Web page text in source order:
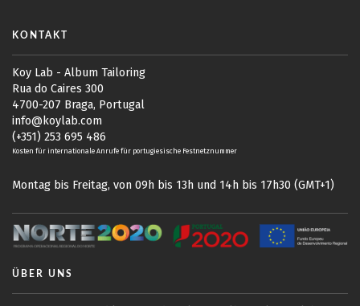
KONTAKT
Koy Lab - Album Tailoring
Rua do Caires 300
4700-207 Braga, Portugal
info@koylab.com
(+351) 253 695 486
Kosten für internationale Anrufe für portugiesische Festnetznummer
Montag bis Freitag, von 09h bis 13h und 14h bis 17h30 (GMT+1)
ÜBER UNS